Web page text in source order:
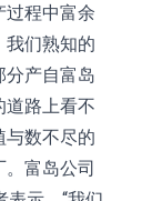
过程中富余
我们熟知的
分产自富岛
道路上看不
与数不尽的
富岛公司